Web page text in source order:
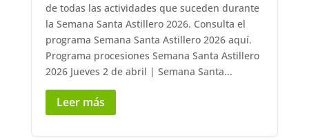
de todas las actividades que suceden durante
la Semana Santa Astillero 2026. Consulta el
programa Semana Santa Astillero 2026 aquí.
Programa procesiones Semana Santa Astillero
2026 Jueves 2 de abril | Semana Santa...
Leer más